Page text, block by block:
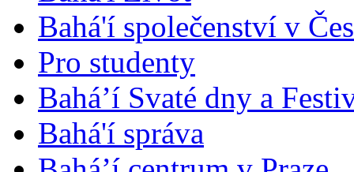
Bahá'í společenství v
Pro studenty
Bahá’í Svaté dny a
Bahá'í správa